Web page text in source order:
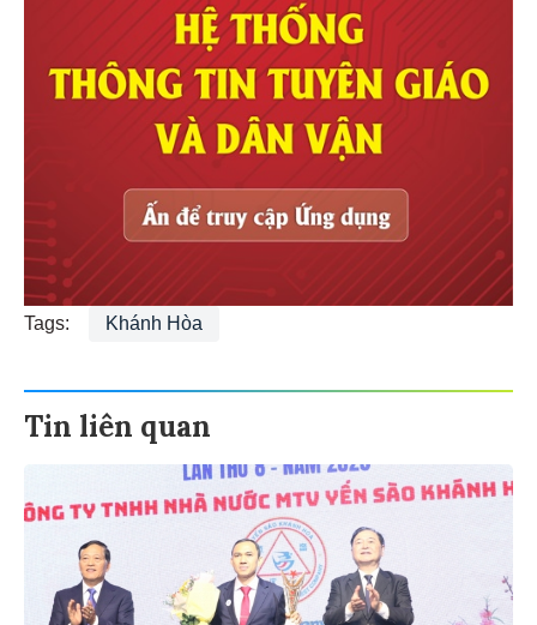
Tags: Khánh Hòa
Tin liên quan